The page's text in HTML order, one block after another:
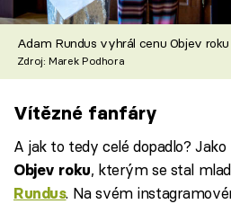
Adam Rundus vyhrál cenu Objev roku
Zdroj: Marek Podhora
Vítězné fanfáry
A jak to tedy celé dopadlo?
Objev roku, kterým se stal
Rundus. Na svém